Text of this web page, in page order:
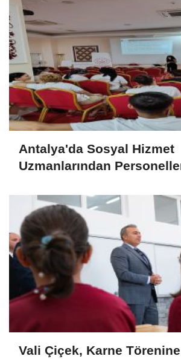
Antalya'da Sosyal Hizmet
Uzmanlarından
Vali Çiçek, Karne Törenine